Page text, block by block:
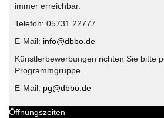
immer erreichbar.
Telefon: 05731 22777
E-Mail: info@dbbo.de
Künstlerbewerbungen richten Sie bitte
Programmgruppe.
E-Mail: pg@dbbo.de
Öffnungszeiten